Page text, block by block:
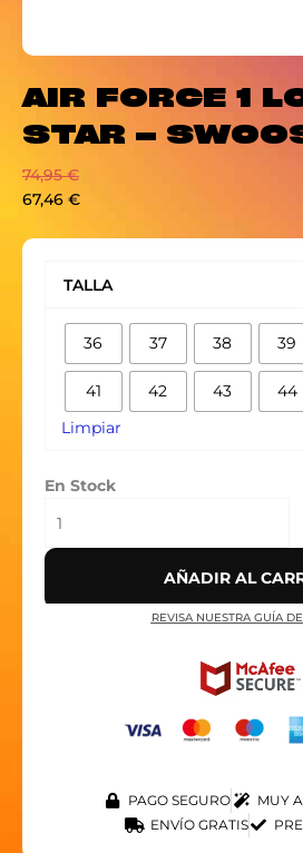
AIR FORCE 1
STAR –
74,95€
67,46 €
TALLA
36 37 38 39
41 42 43 44
Limpiar
En Stock
LOW
STAR
SWOOSH
AÑADIR AL
REVISA NUESTRA GUÍA
PAGO SEGURO
MUY
ENVÍO GRATIS